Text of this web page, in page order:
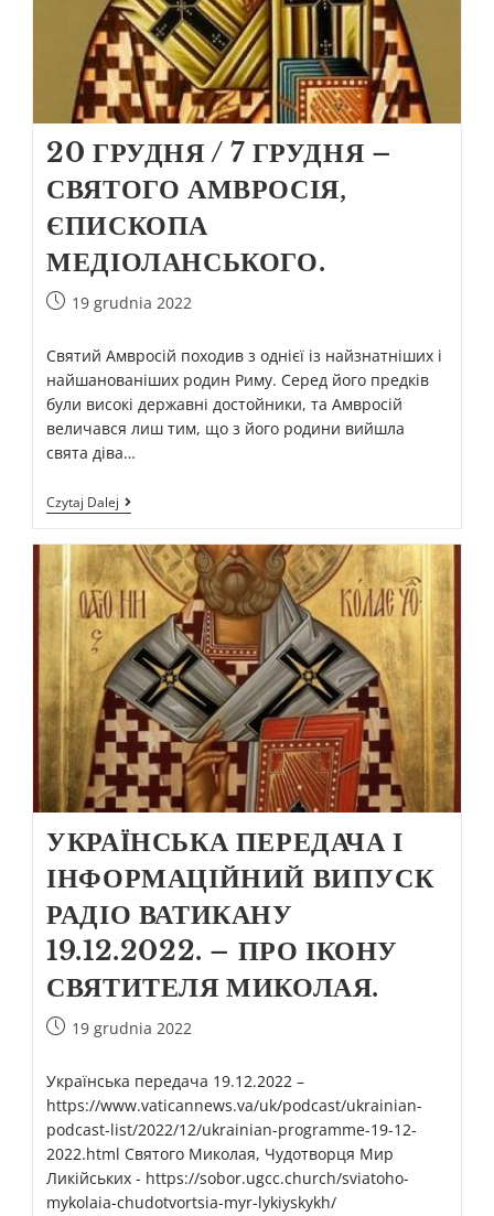
20 ГРУДНЯ / 7 ГРУДНЯ –
СВЯТОГО АМВРОСІЯ,
ЄПИСКОПА
МЕДІОЛАНСЬКОГО.
19 grudnia 2022
Святий Амвросій походив з однієї із найзнатніших і
найшанованіших родин Риму. Серед його предків
були високі державні достойники, та Амвросій
величався лиш тим, що з його родини вийшла
свята діва…
Czytaj Dalej
УКРАЇНСЬКА ПЕРЕДАЧА І
ІНФОРМАЦІЙНИЙ ВИПУСК
РАДІО ВАТИКАНУ
19.12.2022. – ПРО ІКОНУ
СВЯТИТЕЛЯ МИКОЛАЯ.
19 grudnia 2022
Українська передача 19.12.2022 –
https://www.vaticannews.va/uk/podcast/ukrainian-
podcast-list/2022/12/ukrainian-programme-19-12-
2022.html Святого Миколая, Чудотворця Мир
Ликійських - https://sobor.ugcc.church/sviatoho-
mykolaia-chudotvortsia-myr-lykiyskykh/